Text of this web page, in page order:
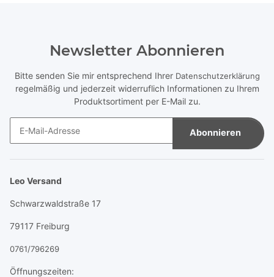
Newsletter Abonnieren
Bitte senden Sie mir entsprechend Ihrer Datenschutzerklärung
regelmäßig und jederzeit widerruflich Informationen zu Ihrem
Produktsortiment per E-Mail zu.
Abonnieren
Leo Versand
Schwarzwaldstraße 17
79117 Freiburg
0761/796269
Öffnungszeiten: